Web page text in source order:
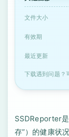
文件大小
有效期
最近更新
下载遇到问题？
SSDReporter是
存”）的健康状